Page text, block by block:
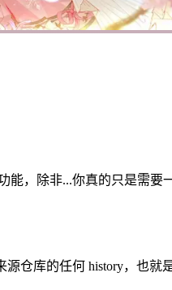
能，除非...你真的只是需要
源仓库的任何 history，也